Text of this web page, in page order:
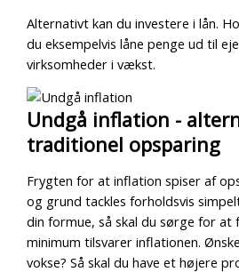
Alternativt kan du investere i lån.
du eksempelvis låne penge ud til
virksomheder i vækst.
Undgå inflation -
traditionel opsparing
Frygten for at inflation spiser af
og grund tackles forholdsvis
din formue, så skal du sørge for
minimum tilsvarer inflationen.
vokse? Så skal du have et højere